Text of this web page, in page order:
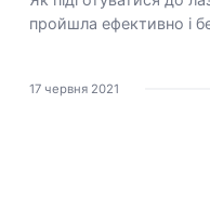
пройшла ефективно і
17 червня 2021